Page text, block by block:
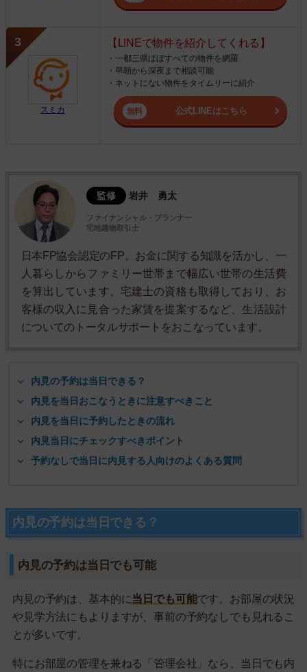
スミカ
【LINEで物件を紹介してくれる】
・一都三県ほぼすべての物件を網羅
・早朝から深夜まで相談可能
・ネットにない物件をタイムリーに紹介
公式LINEはこちら
監修 岩井 勇太
ファイナンシャル・プランナー
宅地建物取引士
日本FP協会認定のFP。お金に関する知識を活かし、一
人暮らしからファミリー世帯まで幅広い世帯の生活費
を算出しています。宅建士の資格も取得しており、お
客様の収入に見合った家賃を提案するなど、生活設計
についてのトータルサポートをおこなっています。
内見の予約は当日できる？
内見を当日おこなうときに注意すべきこと
内見を当日に予約したときの流れ
内見当日にチェックすべきポイント
予約なしで当日に内見する人向けのよくある質問
内見の予約は当日できる？
内見の予約は当日でも可能
内見の予約は、基本的に当日でも可能です。お部屋の状況
や見学方法にもよりますが、事前の予約なしでも見れるこ
とが多いです。
特にお部屋の管理を兼ねる「管理会社」なら、当日でも内